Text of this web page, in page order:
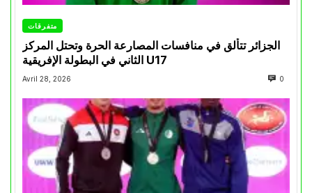
متفرقات
الجزائر تتألق في منافسات المصارعة الحرة وتحتل المركز
الثاني في البطولة الإفريقية U17
Avril 28, 2026 0